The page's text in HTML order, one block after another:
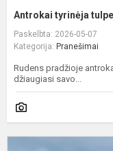
Antrokai tyrinėja
Paskelbta: 2026-05-07
Kategorija: Pranešimai
Rudens pradžioje
džiaugiasi savo...